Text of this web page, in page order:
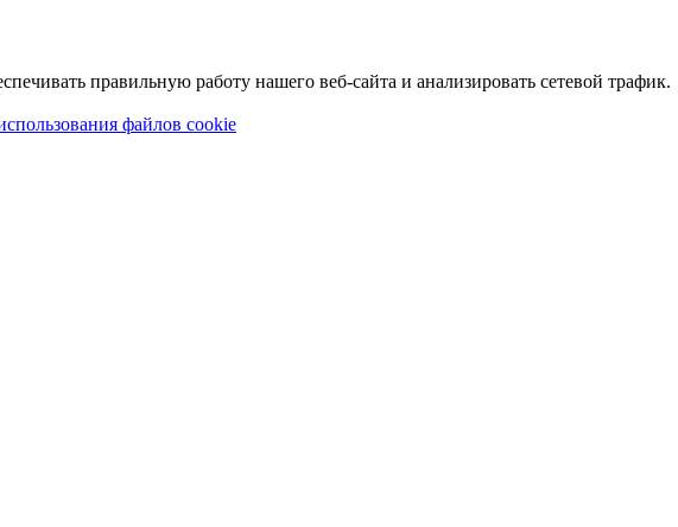
правильную работу нашего веб-сайта и анализировать сетевой трафик.
файлов cookie